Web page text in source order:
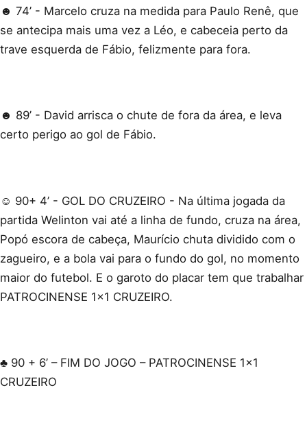
☻ 74’ - Marcelo cruza na medida para Paulo Renê, que
se antecipa mais uma vez a Léo, e cabeceia perto da
trave esquerda de Fábio, felizmente para fora.
☻ 89’ - David arrisca o chute de fora da área, e leva
certo perigo ao gol de Fábio.
☺ 90+ 4’ - GOL DO CRUZEIRO - Na última jogada da
partida Welinton vai até a linha de fundo, cruza na área,
Popó escora de cabeça, Maurício chuta dividido com o
zagueiro, e a bola vai para o fundo do gol, no momento
maior do futebol. E o garoto do placar tem que trabalhar
PATROCINENSE 1x1 CRUZEIRO.
♣ 90 + 6’ – FIM DO JOGO – PATROCINENSE 1x1
CRUZEIRO